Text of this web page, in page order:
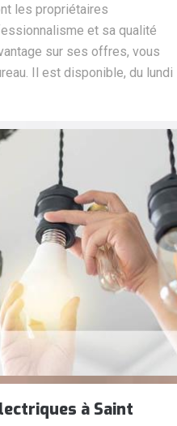
les propriétaires
et sa qualité
sur ses offres, vous
Il est disponible, du lundi
à Saint